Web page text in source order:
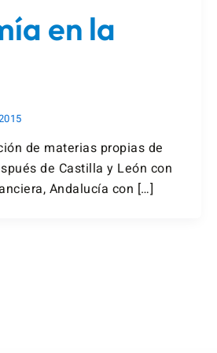
en la
de materias propias de
de Castilla y León con
Andalucía con […]